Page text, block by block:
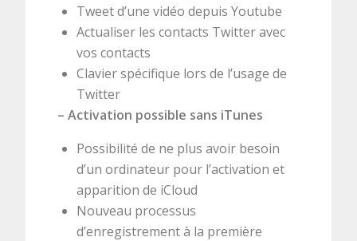
Tweet d’une vidéo depuis Youtube
Actualiser les contacts Twitter avec
vos contacts
Clavier spécifique lors de l’usage de
Twitter
– Activation possible sans iTunes
Possibilité de ne plus avoir besoin
d’un ordinateur pour l’activation et
apparition de iCloud
Nouveau processus
d’enregistrement à la première